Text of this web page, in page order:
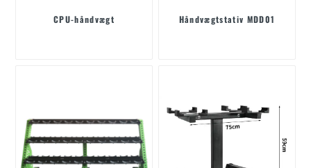
CPU-håndvægt Håndvægtstativ MDD01